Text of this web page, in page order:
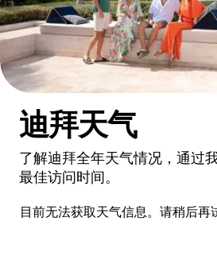
迪拜天气
了解迪拜全年天气情况，通过
最佳访问时间。
目前无法获取天气信息。请稍后再